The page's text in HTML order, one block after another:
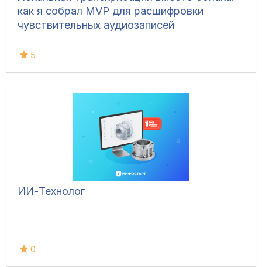
как я собрал MVP для расшифровки
чувствительных аудиозаписей
5
ИИ-Технолог
0